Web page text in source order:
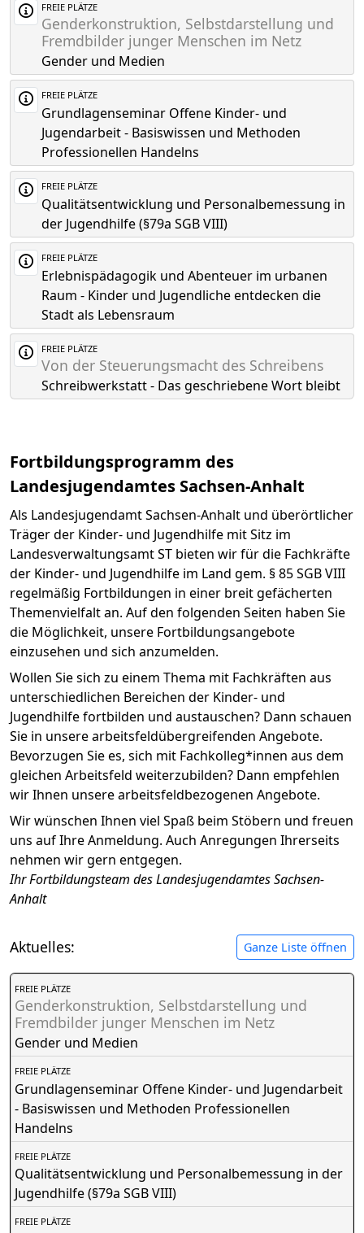
FREIE PLÄTZE
Genderkonstruktion, Selbstdarstellung und
Fremdbilder junger Menschen im Netz
Gender und Medien
FREIE PLÄTZE
Grundlagenseminar Offene Kinder- und
Jugendarbeit - Basiswissen und Methoden
Professionellen Handelns
FREIE PLÄTZE
Qualitätsentwicklung und Personalbemessung in
der Jugendhilfe (§79a SGB VIII)
FREIE PLÄTZE
Erlebnispädagogik und Abenteuer im urbanen
Raum - Kinder und Jugendliche entdecken die
Stadt als Lebensraum
FREIE PLÄTZE
Von der Steuerungsmacht des Schreibens
Schreibwerkstatt - Das geschriebene Wort bleibt
Fortbildungsprogramm des
Landesjugendamtes Sachsen-Anhalt
Als Landesjugendamt Sachsen-Anhalt und überörtlicher
Träger der Kinder- und Jugendhilfe mit Sitz im
Landesverwaltungsamt ST bieten wir für die Fachkräfte
der Kinder- und Jugendhilfe im Land gem. § 85 SGB VIII
regelmäßig Fortbildungen in einer breit gefächerten
Themenvielfalt an. Auf den folgenden Seiten haben Sie
die Möglichkeit, unsere Fortbildungsangebote
einzusehen und sich anzumelden.
Wollen Sie sich zu einem Thema mit Fachkräften aus
unterschiedlichen Bereichen der Kinder- und
Jugendhilfe fortbilden und austauschen? Dann schauen
Sie in unsere arbeitsfeldübergreifenden Angebote.
Bevorzugen Sie es, sich mit Fachkolleg*innen aus dem
gleichen Arbeitsfeld weiterzubilden? Dann empfehlen
wir Ihnen unsere arbeitsfeldbezogenen Angebote.
Wir wünschen Ihnen viel Spaß beim Stöbern und freuen
uns auf Ihre Anmeldung. Auch Anregungen Ihrerseits
nehmen wir gern entgegen.
Ihr Fortbildungsteam des Landesjugendamtes Sachsen-
Anhalt
Aktuelles: Ganze Liste öffnen
FREIE PLÄTZE
Genderkonstruktion, Selbstdarstellung und
Fremdbilder junger Menschen im Netz
Gender und Medien
FREIE PLÄTZE
Grundlagenseminar Offene Kinder- und Jugendarbeit
- Basiswissen und Methoden Professionellen
Handelns
FREIE PLÄTZE
Qualitätsentwicklung und Personalbemessung in der
Jugendhilfe (§79a SGB VIII)
FREIE PLÄTZE